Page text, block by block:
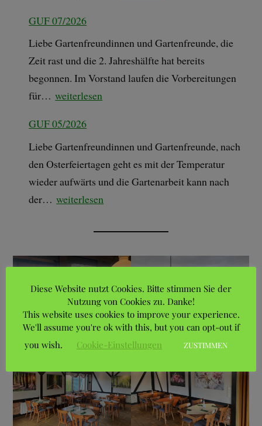
GUF 07/2026
Liebe Gartenfreundinnen und Gartenfreunde, die
Zeit rast und die 2. Jahreshälfte hat bereits
begonnen. Im Vorstand laufen die Vorbereitungen
für…weiterlesen
GUF 05/2026
Liebe Gartenfreundinnen und Gartenfreunde, nach
den Osterfeiertagen geht es mit der Temperatur
wieder aufwärts und die Gartenarbeit kann nach
der…weiterlesen
Diese Website nutzt Cookies. Bitte stimmen Sie der
Nutzung von Cookies zu. Danke!
This website uses cookies to improve your experience.
We'll assume you're ok with this, but you can opt-out if
you wish.
Cookie-Einstellungen ZUSTIMMEN